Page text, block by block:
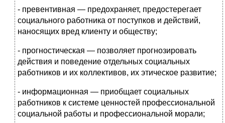
- превентивная — предохраняет, предостерегает
социально­го работника от поступков и действий,
наносящих вред кли­енту и обществу;
- прогностическая — позволяет прогнозировать
действия и поведение отдельных социальных
работников и их коллекти­вов, их этическое развитие;
- информационная — приобщает социальных
работников к системе ценностей профессиональной
социальной работы и профессиональной морали;